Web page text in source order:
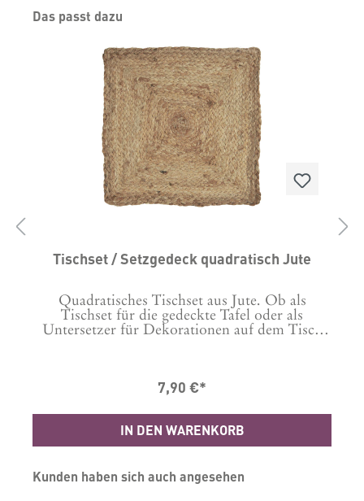
Produktgalerie überspringen
Das passt dazu
Tischset / Setzgedeck quadratisch Jute
Quadratisches Tischset aus Jute. Ob als
Tischset für die gedeckte Tafel oder als
Untersetzer für Dekorationen auf dem Tisch
7,90 €*
IN DEN WARENKORB
Produktgalerie überspringen
Kunden haben sich auch angesehen